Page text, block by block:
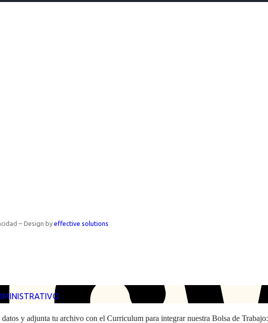
– Design by effective solutions
y adjunta tu archivo con el Curriculum para integrar nuestra Bolsa de Trabajo: